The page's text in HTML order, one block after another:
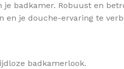
badkamer. Robuust en
en je douche-ervaring te
badkamerlook.